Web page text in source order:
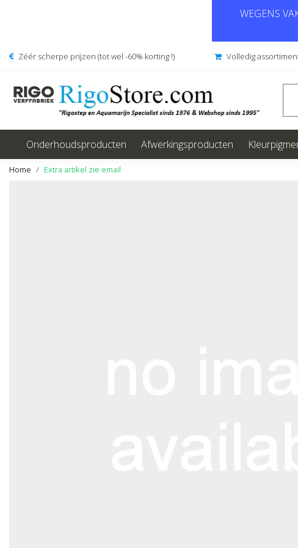
WEGENS
Zéér scherpe prijzen (tot wel -60% korting !) Volledig
Onderhoudsproducten Afwerkingsproducten
Home Extra artikel zie email